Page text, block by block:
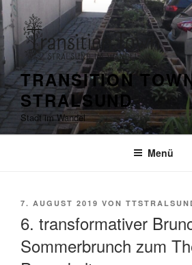
Zum
Inhalt
springen
TRANSITION
STRALSUND
Stadt im Wandel
Menü
VERÖFFENTLICHT
7. AUGUST 2019 VON
6. transformativer
Sommerbrunch zum